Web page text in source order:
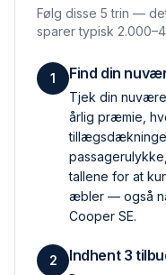
Følg disse 5 trin —
sparer typisk
1 Find din
Tjek din
årlig præmie,
tallene for at
æbler — også
Cooper SE.
2 Indhent 3